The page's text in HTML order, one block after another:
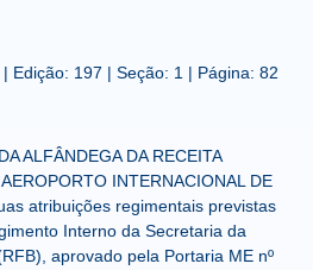
| Edição: 197 | Seção: 1 | Página: 82
ALFÂNDEGA DA RECEITA
INTERNACIONAL DE
atribuições regimentais previstas
Interno da Secretaria da
aprovado pela Portaria ME nº